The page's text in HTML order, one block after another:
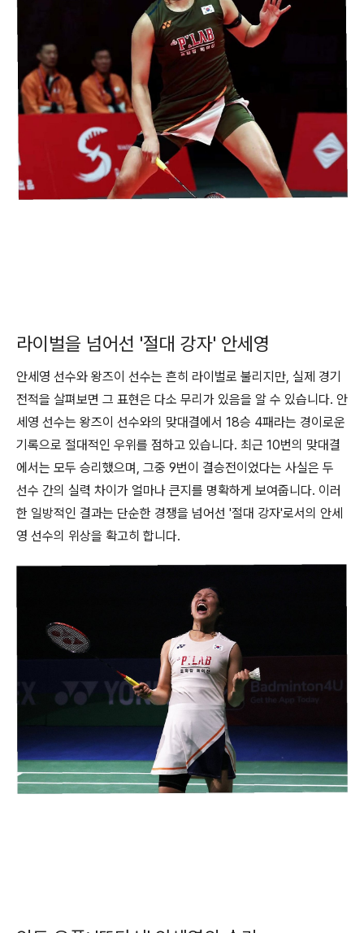
라이벌을 넘어선 '절대 강자' 안세영
안세영 선수와 왕즈이 선수는 흔히 라이벌로 불리지만, 실제 경기
전적을 살펴보면 그 표현은 다소 무리가 있음을 알 수 있습니다. 안
세영 선수는 왕즈이 선수와의 맞대결에서 18승 4패라는 경이로운
기록으로 절대적인 우위를 점하고 있습니다. 최근 10번의 맞대결
에서는 모두 승리했으며, 그중 9번이 결승전이었다는 사실은 두
선수 간의 실력 차이가 얼마나 큰지를 명확하게 보여줍니다. 이러
한 일방적인 결과는 단순한 경쟁을 넘어선 '절대 강자'로서의 안세
영 선수의 위상을 확고히 합니다.